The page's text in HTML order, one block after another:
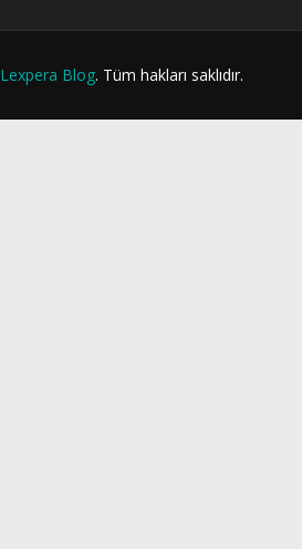
Lexpera Blog. Tüm hakları saklıdır.